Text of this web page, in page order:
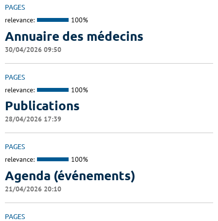
PAGES
relevance: 100%
Annuaire des médecins
30/04/2026 09:50
PAGES
relevance: 100%
Publications
28/04/2026 17:39
PAGES
relevance: 100%
Agenda (événements)
21/04/2026 20:10
PAGES